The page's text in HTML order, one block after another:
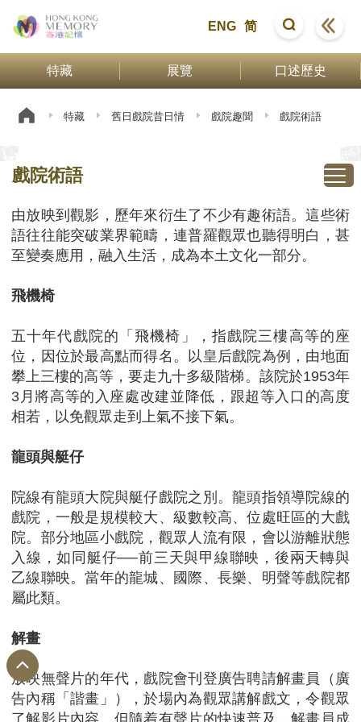
ENG 简
特藏 展覽 口述歷史
特藏 舊日戲院昔日情 戲院趣聞 戲院術語
戲院術語
由放映到觀影，歷年來衍生了不少有趣術語。這些術
語往往能突破業界範疇，連普羅觀眾也聽得明白，甚
至變奏應用，融入生活，成為本土文化一部分。
飛機椅
五十年代戲院的「飛機椅」，指戲院三樓高等的座
位，因位於最高點而得名。以皇后戲院為例，由地面
攀上三樓的高等，要走九十多級階梯。該院於1953年
3月將高等的入座處改建並降低，跟超等入口的高度
相若，以免觀眾走到上氣不接下氣。
龍頭與艇仔
院線有龍頭大院與艇仔戲院之別。龍頭指領導院線的
戲院，一般是規模較大、級數較高、位處旺區的大戲
院。部分地區小戲院，觀眾人流有限，會以游離狀態
入線，如同艇仔──前三天與甲線聯映，後兩天轉與
乙線聯映。當年的龍城、國際、長樂、明聲等戲院都
屬此類。
解畫
放映無聲片的年代，戲院會刊登廣告聘請解畫員（廣
告內稱「諧畫」），於場內為觀眾講解戲文，令觀眾
了解影片內容。但隨着有聲片的快速普及，解畫員成